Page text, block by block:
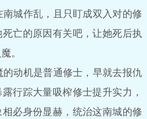
作乱，且只盯成双入对的修
亡的原因有关吧，让她死后执
。
机是普通修士，早就去报仇
行踪大量吸榨修士提升实力，
必身份显赫，统治这南城的修